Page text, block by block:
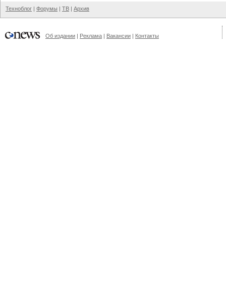
Техноблог | Форумы | ТВ | Архив
Об издании | Реклама | Вакансии | Контакты